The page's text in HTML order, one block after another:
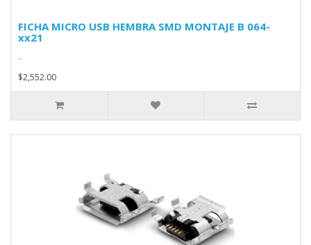
FICHA MICRO USB HEMBRA SMD MONTAJE B 064-
xx21
..
$2,552.00